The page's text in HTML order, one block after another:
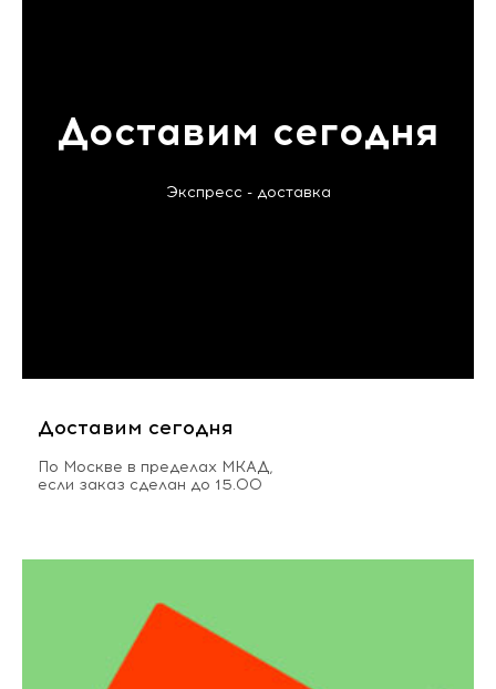
Доставим сегодня
Экспресс - доставка
Доставим сегодня
По Москве в пределах МКАД,
если заказ сделан до 15.00